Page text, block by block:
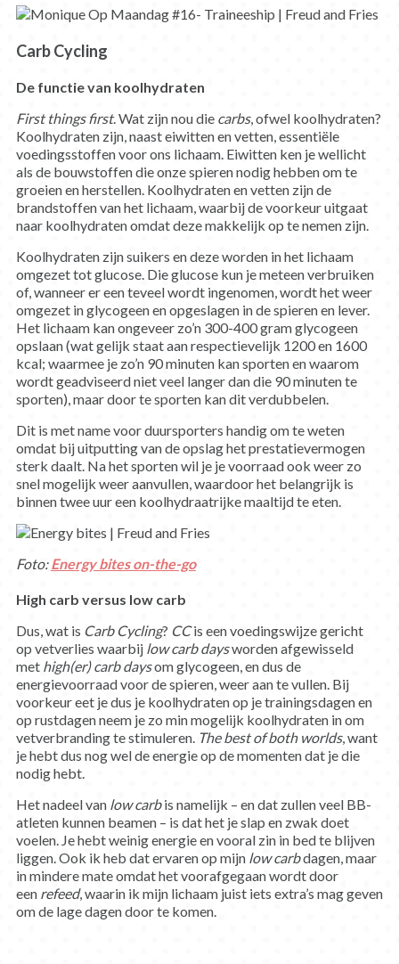
Carb Cycling
De functie van koolhydraten
First things first. Wat zijn nou die carbs, ofwel koolhydraten?
Koolhydraten zijn, naast eiwitten en vetten, essentiële
voedingsstoffen voor ons lichaam. Eiwitten ken je wellicht
als de bouwstoffen die onze spieren nodig hebben om te
groeien en herstellen. Koolhydraten en vetten zijn de
brandstoffen van het lichaam, waarbij de voorkeur uitgaat
naar koolhydraten omdat deze makkelijk op te nemen zijn.
Koolhydraten zijn suikers en deze worden in het lichaam
omgezet tot glucose. Die glucose kun je meteen verbruiken
of, wanneer er een teveel wordt ingenomen, wordt het weer
omgezet in glycogeen en opgeslagen in de spieren en lever.
Het lichaam kan ongeveer zo’n 300-400 gram glycogeen
opslaan (wat gelijk staat aan respectievelijk 1200 en 1600
kcal; waarmee je zo’n 90 minuten kan sporten en waarom
wordt geadviseerd niet veel langer dan die 90 minuten te
sporten), maar door te sporten kan dit verdubbelen.
Dit is met name voor duursporters handig om te weten
omdat bij uitputting van de opslag het prestatievermogen
sterk daalt. Na het sporten wil je je voorraad ook weer zo
snel mogelijk weer aanvullen, waardoor het belangrijk is
binnen twee uur een koolhydraatrijke maaltijd te eten.
Foto:Energy bites on-the-go
High carb versus low carb
Dus, wat is Carb Cycling? CCis een voedingswijze gericht
op vetverlies waarbij low carb daysworden afgewisseld
met high(er) carb daysom glycogeen, en dus de
energievoorraad voor de spieren, weer aan te vullen. Bij
voorkeur eet je dus je koolhydraten op je trainingsdagen en
op rustdagen neem je zo min mogelijk koolhydraten in om
vetverbranding te stimuleren. The best of both worlds, want
je hebt dus nog wel de energie op de momenten dat je die
nodig hebt.
Het nadeel van lowcarbis namelijk – en dat zullen veel BB-
atleten kunnen beamen – is dat het je slap en zwak doet
voelen. Je hebt weinig energie en vooral zin in bed te blijven
liggen. Ook ik heb dat ervaren op mijn low carbdagen, maar
in mindere mate omdat het voorafgegaan wordt door
een refeed, waarin ik mijn lichaam juist iets extra’s mag geven
om de lage dagen door te komen.